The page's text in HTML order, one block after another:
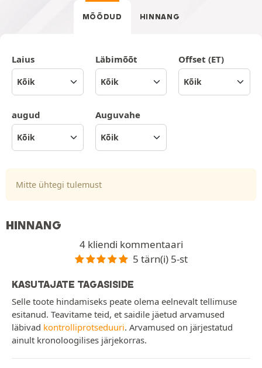
MÕÕDUD HINNANG
Laius Läbimõõt Offset (ET)
augud Auguvahe
Mitte ühtegi tulemust
HINNANG
4 kliendi kommentaari
5 tärn(i) 5-st
KASUTAJATE TAGASISIDE
Selle toote hindamiseks peate olema eelnevalt tellimuse
esitanud. Teavitame teid, et saidile jäetud arvamused
läbivad kontrolliprotseduuri. Arvamused on järjestatud
ainult kronoloogilises järjekorras.